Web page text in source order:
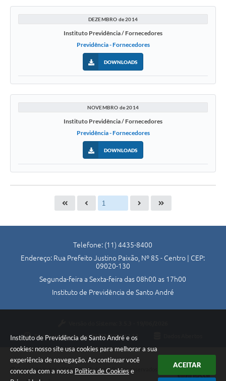
Instituto de Previdência de Santo André e os
cookies: nosso site usa cookies para melhorar a sua
experiência de navegação. Ao continuar você
concorda com a nossa Política de Cookies e
ACEITAR
DEZEMBRO de 2014
Instituto Previdência / Fornecedores
Previdência - Fornecedores
DOWNLOADS
NOVEMBRO de 2014
Instituto Previdência / Fornecedores
Previdência - Fornecedores
DOWNLOADS
Telefone: (11) 4435-8400
Endereço: Rua Prefeito Justino Paixão, Nº 85 - Centro | CEP:
09020-130
Segunda-feira a Sexta-feira das 08h00 as 17h00
Instituto de Previdência de Santo André
Portal atualizado em:30/07/2026 12:11
Copyright Instar - 2006-2026. Todos os direitos reservados -